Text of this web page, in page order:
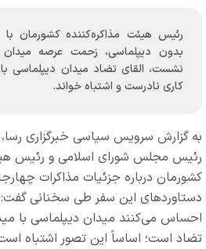
رئیس هیئت مذاکره‌کننده کشورمان با
بدون دیپلماسی، زحمت عرصه
نشست، القای تضاد میدان دیپلماسی
کاری نادرست و اشتباه خواند.
به گزارش سرویس سیاسی خبرگزاری رسا
رئیس مجلس شورای اسلامی و رئیس
کشورمان درباره جزئیات مذاکرات
دستاوردهای این سفر طی سخنانی
احساس می‌کنند میدان دیپلماسی با
تضاد است؛ اساساً این تصور اشتباه